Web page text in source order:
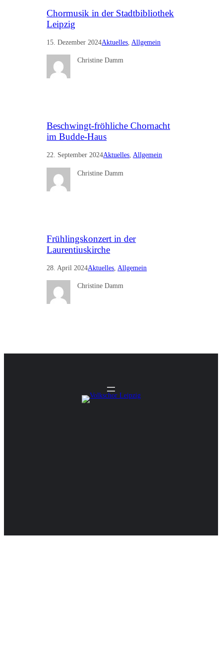
Chormusik in der Stadtbibliothek
Leipzig
15. Dezember 2024Aktuelles Allgemein
Christine Damm
Beschwingt-fröhliche Chornacht
im Budde-Haus
22. September 2024Aktuelles, Allgemein
Christine Damm
Frühlingskonzert in der
Laurentiuskirche
28. April 2024Aktuelles Allgemein
Christine Damm